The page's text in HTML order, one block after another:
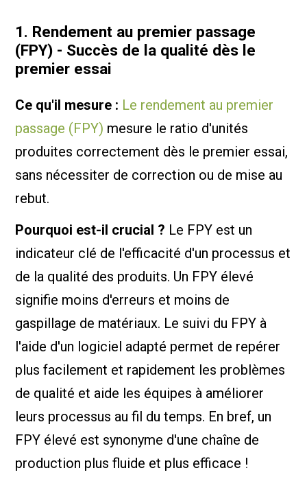
1. Rendement au premier passage
(FPY) - Succès de la qualité dès le
premier essai
Ce qu'il mesure : Le rendement au premier
passage (FPY) mesure le ratio d'unités
produites correctement dès le premier essai,
sans nécessiter de correction ou de mise au
rebut.
Pourquoi est-il crucial ? Le FPY est un
indicateur clé de l'efficacité d'un processus et
de la qualité des produits. Un FPY élevé
signifie moins d'erreurs et moins de
gaspillage de matériaux. Le suivi du FPY à
l'aide d'un logiciel adapté permet de repérer
plus facilement et rapidement les problèmes
de qualité et aide les équipes à améliorer
leurs processus au fil du temps. En bref, un
FPY élevé est synonyme d'une chaîne de
production plus fluide et plus efficace !